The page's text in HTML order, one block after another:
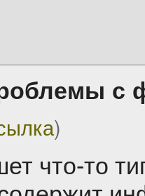
с
)
что-то